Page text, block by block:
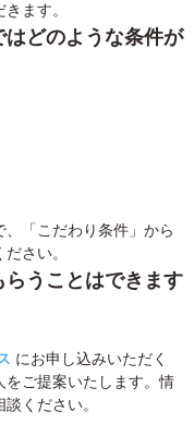
ます。
どのような条件が
「こだわり条件」から
さい。
うことはできます
にお申し込みいただく
をご提案いたします。情
ください。